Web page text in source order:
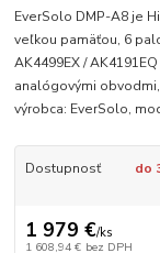
EverSolo DMP-A8 je
veľkou pamäťou, 6
AK4499EX /
analógovými obvodmi,
výrobca: EverSolo,
Dostupnosť do
1 979 €/ks
1 608,94 € bez DPH